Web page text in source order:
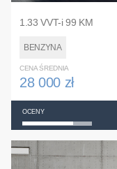
1.33 VVT-i 99 KM
BENZYNA
CENA ŚREDNIA
28 000 zł
OCENY